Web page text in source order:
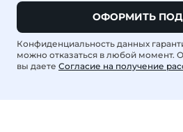
ОФОРМИТЬ
Конфиденциальность данных
можно отказаться в любой момент.
вы даете Согласие на получение